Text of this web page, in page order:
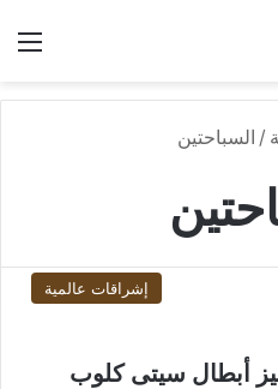
/ السباحتين
إشراقات عالمية
أبطال سيتى كلوب